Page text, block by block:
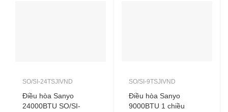
SO/SI-24TSJIVND
Điều hòa Sanyo
24000BTU SO/SI-
SO/SI-9TSJIVND
Điều hòa Sanyo
9000BTU 1 chiều